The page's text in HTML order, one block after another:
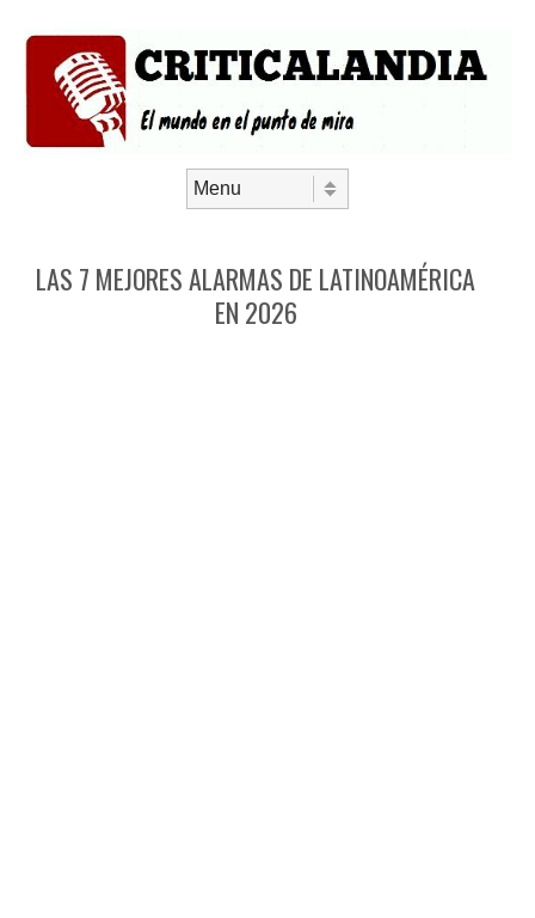
LAS 7 MEJORES ALARMAS DE LATINOAMÉRICA
EN 2026